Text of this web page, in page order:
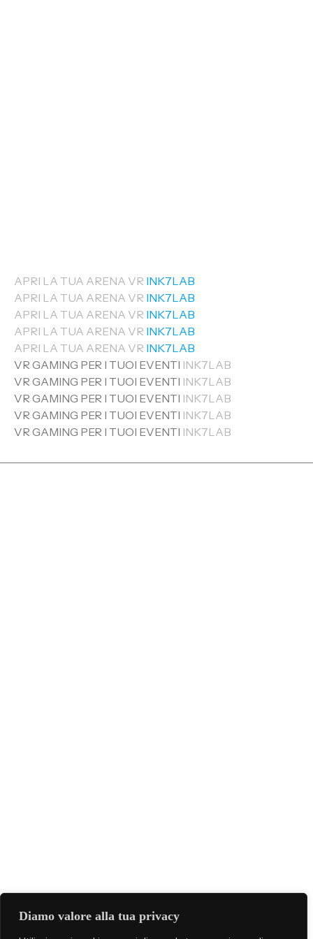
Diamo valore alla tua privacy
APRI LA TUA ARENA VR INK7LAB
APRI LA TUA ARENA VR INK7LAB
APRI LA TUA ARENA VR INK7LAB
APRI LA TUA ARENA VR INK7LAB
APRI LA TUA ARENA VR INK7LAB
VR GAMING PER I TUOI EVENTI INK7LAB
VR GAMING PER I TUOI EVENTI INK7LAB
VR GAMING PER I TUOI EVENTI INK7LAB
VR GAMING PER I TUOI EVENTI INK7LAB
VR GAMING PER I TUOI EVENTI INK7LAB